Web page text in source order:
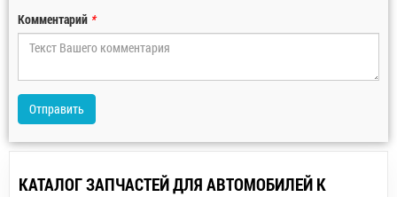
Комментарий *
Отправить
КАТАЛОГ ЗАПЧАСТЕЙ ДЛЯ АВТОМОБИЛЕЙ К